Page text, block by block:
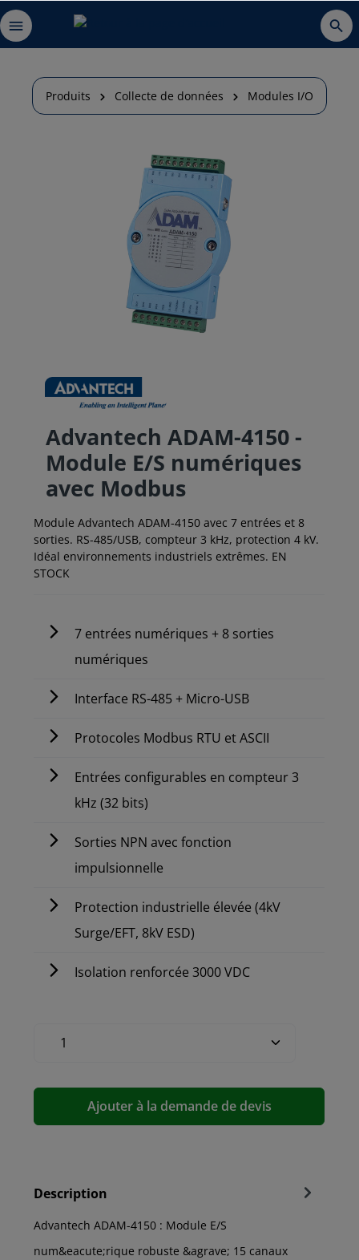
Produits Collecte de données Modules I/O
Advantech ADAM-4150 -
Module E/S numériques
avec Modbus
Module Advantech ADAM-4150 avec 7 entrées et 8
sorties. RS-485/USB, compteur 3 kHz, protection 4 kV.
Idéal environnements industriels extrêmes. EN
STOCK
7 entrées numériques + 8 sorties
numériques
Interface RS-485 + Micro-USB
Protocoles Modbus RTU et ASCII
Entrées configurables en compteur 3
kHz (32 bits)
Sorties NPN avec fonction
impulsionnelle
Protection industrielle élevée (4kV
Surge/EFT, 8kV ESD)
Isolation renforcée 3000 VDC
Ajouter à la demande de devis
Description
Advantech ADAM-4150 : Module E/S
num&eacute;rique robuste &agrave; 15 canaux